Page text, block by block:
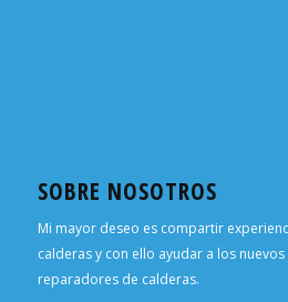
SOBRE NOSOTROS
Mi mayor deseo es compartir
calderas y con ello ayudar a los
reparadores de calderas.